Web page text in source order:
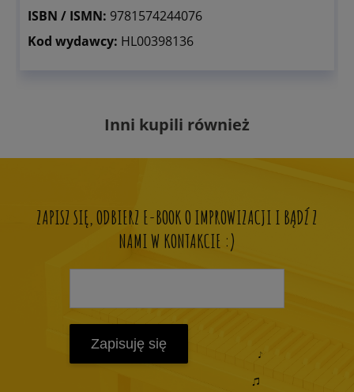
ISBN / ISMN: 9781574244076
Kod wydawcy: HL00398136
Inni kupili również
ZAPISZ SIĘ, ODBIERZ E-BOOK O IMPROWIZACJI I BĄDŹ Z
NAMI W KONTAKCIE :)
Zapisuję się